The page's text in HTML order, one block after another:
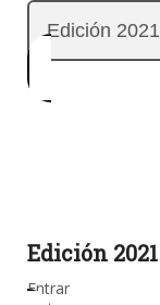
Edición 2021
Edición 2021
Entrar